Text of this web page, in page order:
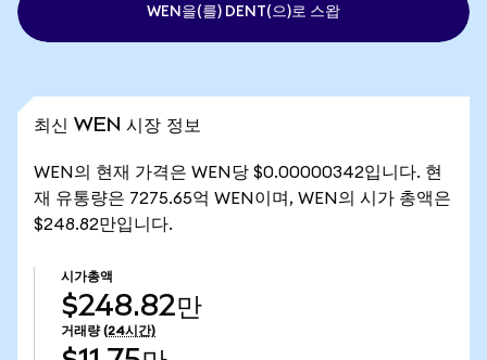
WEN을(를) DENT(으)로 스왑
최신 WEN 시장 정보
WEN의 현재 가격은 WEN당 $0.00000342입니다. 현
재 유통량은 7275.65억 WEN이며, WEN의 시가 총액은
$248.82만입니다.
시가총액
$248.82만
거래량 (24시간)